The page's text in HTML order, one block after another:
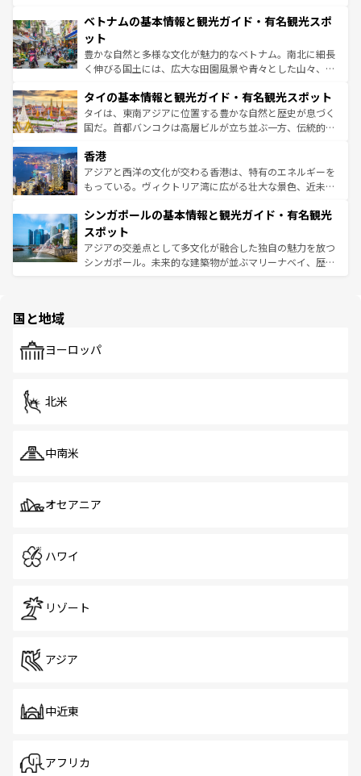
参照してほしい。
容にもいいと評判のスイーツなど、バラエティ豊かな料理
照してほしい。
き、地方に足を延ばせば四季折々の自然美を楽しむことが
できる。そして、キムチや焼肉、絶品のストリートフード
まで、さまざまな韓国料理が待っている。夜には、韓国な
らではのナイトライフも堪能できる。あたたかいホスピタ
わってみてほしい。 なお、新着の韓国情報はコンテンツ一
覧 を参照してほしい。
ベトナムの基本情報と観光ガイド・有名観光スポ
ット
豊かな自然と多様な文化が魅力的なベトナム。南北に細長
く伸びる国土には、広大な田園風景や青々とした山々、世
急速な発展と共に伝統が息づく。ハノイの古い町並みやホ
ーチミン市のフランス統治時代の建物も、独特の雰囲気を
醸し出している。また、バラエティの豊かさとおいしさで
とつ。フォーやバインミー、ベトナムコーヒーなどは、ぜ
ひ現地で味わいたい。どの地域を訪れてもあたたかい人々
が旅行者を迎えてくれるので、きっと忘れられない旅にな
参照してほしい。
タイの基本情報と観光ガイド・有名観光スポット
タイは、東南アジアに位置する豊かな自然と歴史が息づく
国だ。首都バンコクは高層ビルが立ち並ぶ一方、伝統的な
の活気が交差している。北部ではチェンマイなどの山岳地
帯で自然と触れ合い、南部ではプーケットやクラビの美し
いビーチでリゾート気分を楽しむことができる。タイ料理
激する。気候は一年中温暖で、どの季節にも異なる楽しみ
が待っている。親しみやすいタイの人々、仏教を中心とし
た文化、そして多様な観光資源が、訪れる旅人を魅了し続
ける。 なお、新着のタイ情報はコンテンツ一覧を参照して
香港
アジアと西洋の文化が交わる香港は、特有のエネルギーを
もっている。ヴィクトリア湾に広がる壮大な景色、近未来
み、どこを訪れても感動するはず。観光スポットが密集し
ており、効率よく見どころを回れるのも魅力。息をのむよ
うな絶景から文化的な体験まで、香港を存分に楽しみ尽く
そう。 なお、新着の香港情報はコンテンツ一覧を参照して
シンガポールの基本情報と観光ガイド・有名観光
スポット
アジアの交差点として多文化が融合した独自の魅力を放つ
シンガポール。未来的な建築物が並ぶマリーナベイ、歴史
で、ホーカーズは地元の風情を楽しめる外せないスポット
国と地域
ヨーロッパ
北米
中南米
オセアニア
ハワイ
リゾート
アジア
中近東
アフリカ